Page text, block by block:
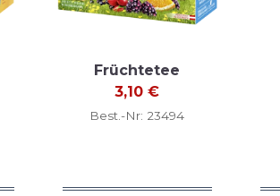
Früchtetee
3,10€
Best.-Nr: 23494